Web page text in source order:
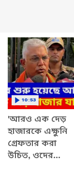
'আরও এক দেড়
হাজারকে এক্ষুনি
গ্রেফতার করা
উচিত, ওদের
10:53